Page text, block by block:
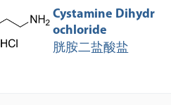
Cystamine Dihydr
ochloride
胱胺二盐酸盐